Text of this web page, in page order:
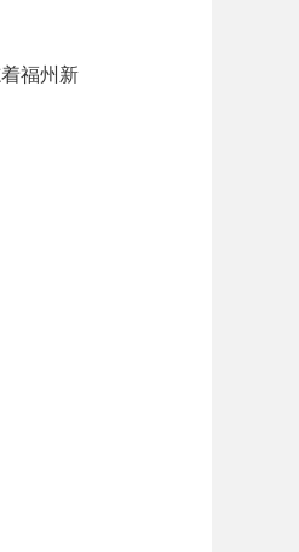
福州新